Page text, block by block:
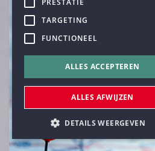
PRESTATIE
TARGETING
FUNCTIONEEL
ALLES ACCEPTEREN
ALLES AFWIJZEN
DETAILS WEERGEVEN